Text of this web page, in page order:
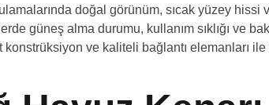
doğal görünüm, sıcak yüzey hissi
güneş alma durumu, kullanım sıklığı ve
ve kaliteli bağlantı elemanları